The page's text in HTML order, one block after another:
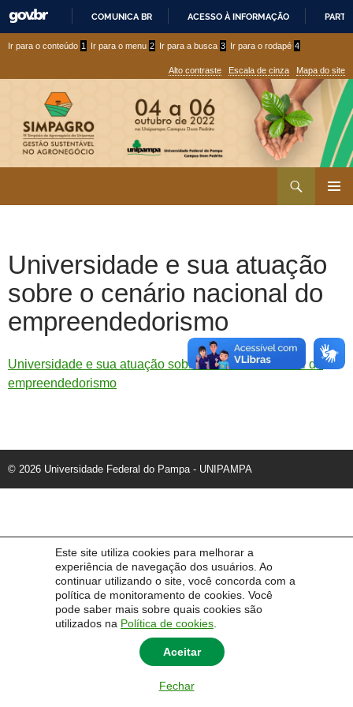
Este site utiliza cookies para melhorar a
experiência de navegação dos usuários. Ao
continuar utilizando o site, você concorda com a
política de monitoramento de cookies. Você
pode saber mais sobre quais cookies são
utilizados na Política de cookies
Aceitar
Fechar
PARA
CONTEÚDO
COMUNICA BR ACESSO À INFORMAÇÃO
conteúdo
menu
Ir para o conteúdo 1 Ir para o menu 2 Ir para a busca 3 Ir para o rodapé 4
Alto contraste Escala de cinza Mapa do site
Universidade e sua atuação
sobre o cenário nacional do
empreendedorismo
Universidade e sua atuação sobre o cenário nacional do
empreendedorismo
© 2026 Universidade Federal do Pampa - UNIPAMPA